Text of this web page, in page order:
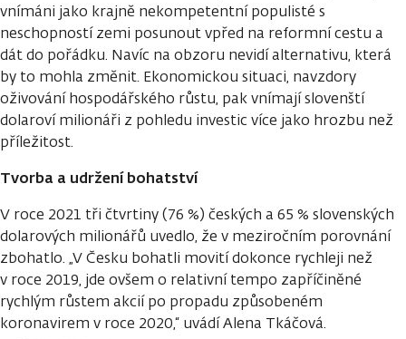
vnímáni jako krajně nekompetentní populisté s
neschopností zemi posunout vpřed na reformní cestu a
dát do pořádku. Navíc na obzoru nevidí alternativu, která
by to mohla změnit. Ekonomickou situaci, navzdory
oživování hospodářského růstu, pak vnímají slovenští
dolaroví milionáři z pohledu investic více jako hrozbu než
příležitost.
Tvorba a udržení bohatství
V roce 2021 tři čtvrtiny (76 %) českých a 65 % slovenských
dolarových milionářů uvedlo, že v meziročním porovnání
zbohatlo. „V Česku bohatli movití dokonce rychleji než
v roce 2019, jde ovšem o relativní tempo zapříčiněné
rychlým růstem akcií po propadu způsobeném
koronavirem v roce 2020,“ uvádí Alena Tkáčová.